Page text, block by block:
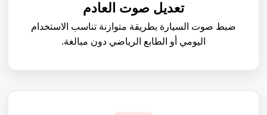
تعديل صوت العادم
ضبط صوت السيارة بطريقة متوازنة تناسب الاستخدام
اليومي أو الطابع الرياضي دون مبالغة.